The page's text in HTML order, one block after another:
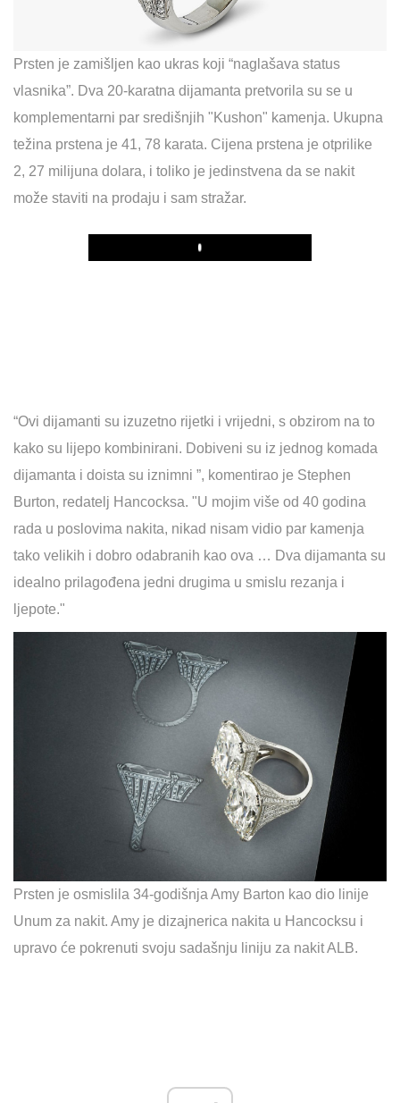
Prsten je zamišljen kao ukras koji “naglašava status
vlasnika”. Dva 20-karatna dijamanta pretvorila su se u
komplementarni par središnjih "Kushon" kamenja. Ukupna
težina prstena je 41, 78 karata. Cijena prstena je otprilike
2, 27 milijuna dolara, i toliko je jedinstvena da se nakit
može staviti na prodaju i sam stražar.
Play
“Ovi dijamanti su izuzetno rijetki i vrijedni, s obzirom na to
kako su lijepo kombinirani. Dobiveni su iz jednog komada
dijamanta i doista su iznimni ”, komentirao je Stephen
Burton, redatelj Hancocksa. "U mojim više od 40 godina
rada u poslovima nakita, nikad nisam vidio par kamenja
tako velikih i dobro odabranih kao ova … Dva dijamanta su
idealno prilagođena jedni drugima u smislu rezanja i
ljepote."
Prsten je osmislila 34-godišnja Amy Barton kao dio linije
Unum za nakit. Amy je dizajnerica nakita u Hancocksu i
upravo će pokrenuti svoju sadašnju liniju za nakit ALB.